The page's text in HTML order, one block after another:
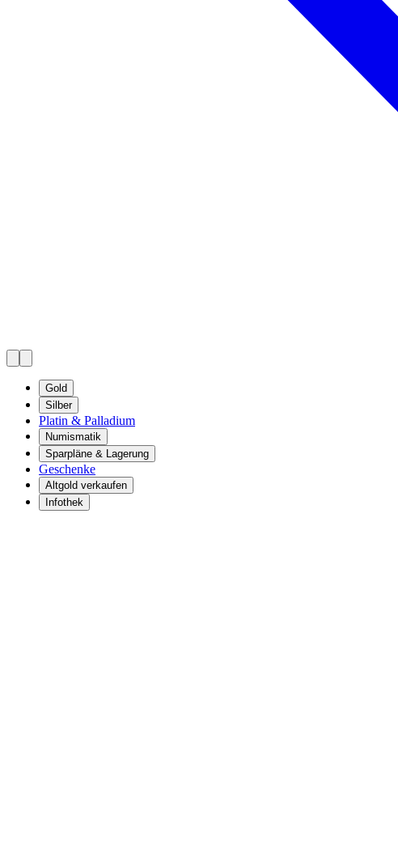
Gold
Silber
Platin & Palladium
Numismatik
Sparpläne & Lagerung
Geschenke
Altgold verkaufen
Infothek